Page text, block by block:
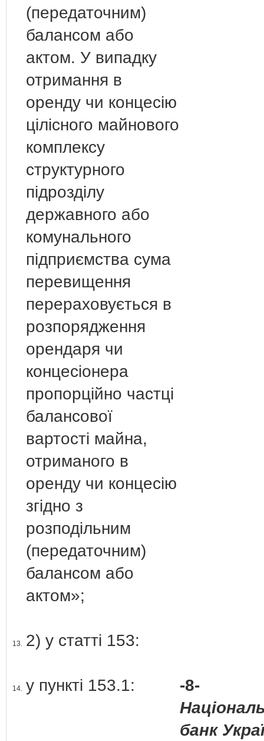
(передаточним)
балансом або
актом. У випадку
отримання в
оренду чи концесію
цілісного майнового
комплексу
структурного
підрозділу
державного або
комунального
підприємства сума
перевищення
перераховується в
розпорядження
орендаря чи
концесіонера
пропорційно частці
балансової
вартості майна,
отриманого в
оренду чи концесію
згідно з
розподільним
(передаточним)
балансом або
актом»;
13. 2) у статті 153:
14. у пункті 153.1:
-8-
банк